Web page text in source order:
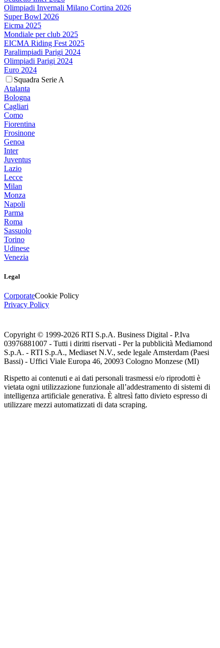
Olimpiadi Invernali Milano Cortina 2026
Super Bowl 2026
Eicma 2025
Mondiale per club 2025
EICMA Riding Fest 2025
Paralimpiadi Parigi 2024
Olimpiadi Parigi 2024
Euro 2024
Squadra Serie A
Atalanta
Bologna
Cagliari
Como
Fiorentina
Frosinone
Genoa
Inter
Juventus
Lazio
Lecce
Milan
Monza
Napoli
Parma
Roma
Sassuolo
Torino
Udinese
Venezia
Legal
CorporateCookie Policy
Privacy Policy
Copyright © 1999-2026 RTI S.p.A. Business Digital - P.Iva
03976881007 - Tutti i diritti riservati - Per la pubblicità Mediamond
S.p.A. - RTI S.p.A., Mediaset N.V., sede legale Amsterdam (Paesi
Bassi) - Uffici Viale Europa 46, 20093 Cologno Monzese (MI)
Rispetto ai contenuti e ai dati personali trasmessi e/o riprodotti è
vietata ogni utilizzazione funzionale all’addestramento di sistemi di
intelligenza artificiale generativa. È altresì fatto divieto espresso di
utilizzare mezzi automatizzati di data scraping.